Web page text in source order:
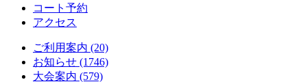
コート予約
アクセス
ご利用案内 (20)
お知らせ (1746)
大会案内 (579)